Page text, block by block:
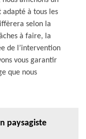
à tous les
selon la
à faire, la
de l’intervention
vous garantir
que nous
paysagiste